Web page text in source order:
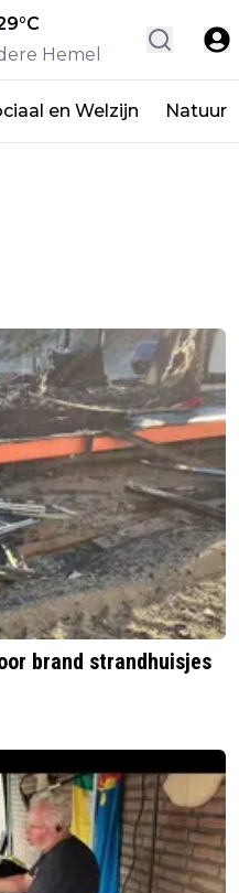
°C
Hemel
en Welzijn Natuur
brand strandhuisjes